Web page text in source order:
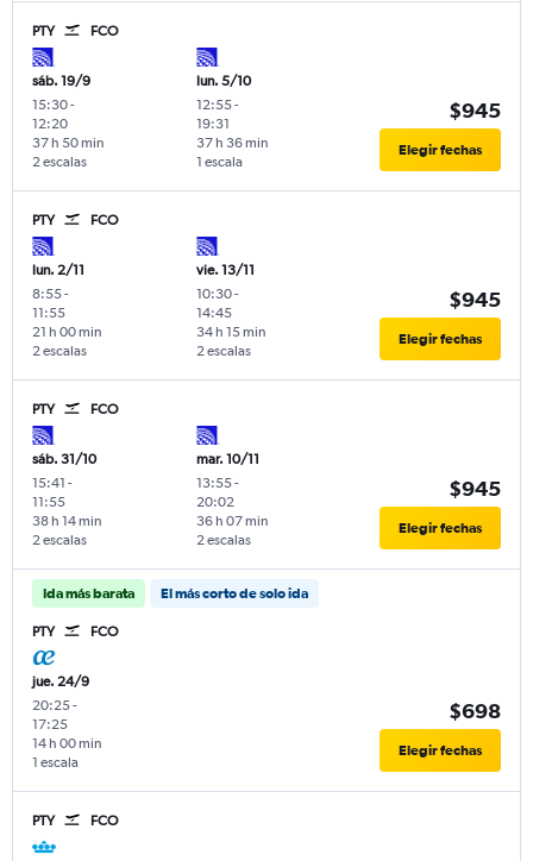
PTY FCO
sáb. 19/9
15:30-
12:20
2 escalas
37 h 50 min
lun. 5/10
12:55-
19:31
1 escala
37 h 36 min
$945
Elegir fechas
PTY FCO
lun. 2/11
8:55-
11:55
2 escalas
21 h 00 min
vie. 13/11
10:30-
14:45
2 escalas
34 h 15 min
$945
Elegir fechas
PTY FCO
sáb. 31/10
15:41 -
11:55
2 escalas
38 h 14 min
mar. 10/11
13:55-
20:02
2 escalas
36 h 07 min
$945
Elegir fechas
Ida más barata El más corto de solo ida
PTY FCO
jue. 24/9
20:25-
17:25
1 escala
14 h 00 min
$698
Elegir fechas
PTY FCO